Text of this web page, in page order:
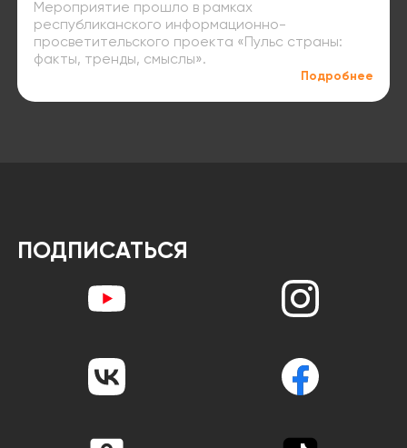
Мероприятие прошло в рамках
республиканского информационно-
просветительского проекта «Пульс страны:
факты, тренды, смыслы».
Подробнее
ПОДПИСАТЬСЯ